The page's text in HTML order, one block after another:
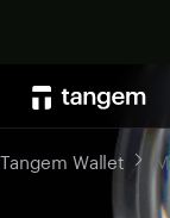
Tangem Wallet